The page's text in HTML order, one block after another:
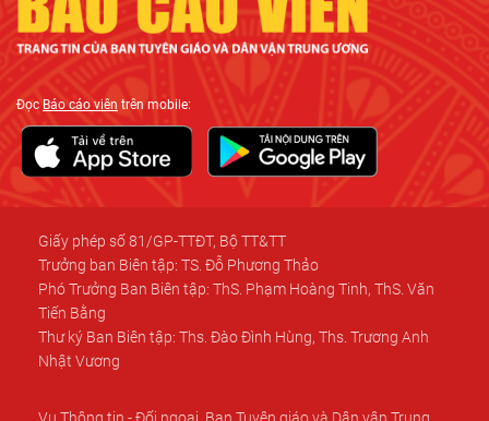
ĐọcBáo cáo viên trên mobile:
Giấy phép số 81/GP-TTĐT, Bộ TT&TT
Trưởng ban Biên tập: TS. Đỗ Phương Thảo
Phó Trưởng Ban Biên tập: ThS. Phạm Hoàng Tinh, ThS. Văn
Tiến Bằng
Thư ký Ban Biên tập: Ths. Đào Đình Hùng, Ths. Trương Anh
Nhật Vương